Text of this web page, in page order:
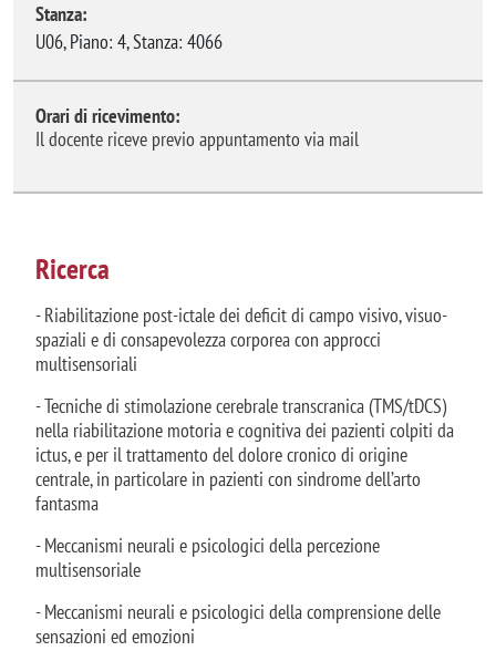
Stanza:
U06, Piano: 4, Stanza: 4066
Orari di ricevimento:
Il docente riceve previo appuntamento via mail
Ricerca
- Riabilitazione post-ictale dei deficit di campo visivo, visuo-
spaziali e di consapevolezza corporea con approcci
multisensoriali
- Tecniche di stimolazione cerebrale transcranica (TMS/tDCS)
nella riabilitazione motoria e cognitiva dei pazienti colpiti da
ictus, e per il trattamento del dolore cronico di origine
centrale, in particolare in pazienti con sindrome dell’arto
fantasma
- Meccanismi neurali e psicologici della percezione
multisensoriale
- Meccanismi neurali e psicologici della comprensione delle
sensazioni ed emozioni